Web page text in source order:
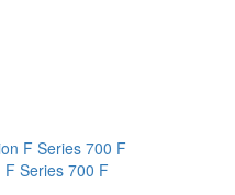
F Series 700 F